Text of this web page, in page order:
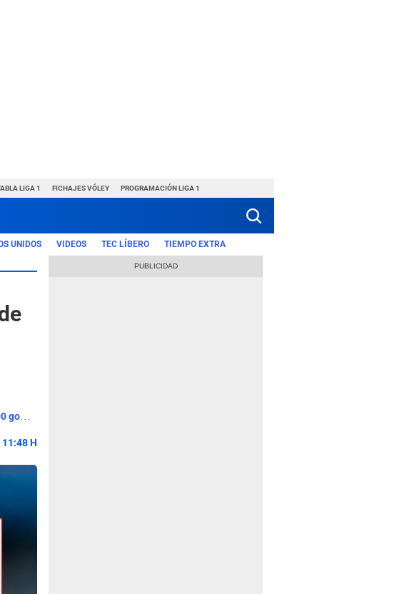
LIGA 1 FICHAJES VÓLEY PROGRAMACIÓN LIGA 1
UNIDOS VIDEOS TEC LÍBERO TIEMPO EXTRA
Lionel Messi anotó un doblete, rompió un nuevo récord con Inter Miami y se acerca a los 1.000 goles
H